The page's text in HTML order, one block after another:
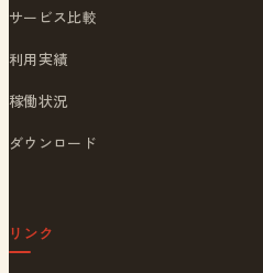
サービス比較
利用実績
稼働状況
ダウンロード
リンク